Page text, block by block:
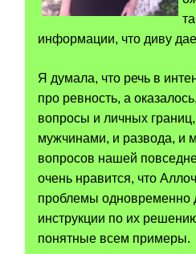
информации, что диву
Я думала, что речь в
про ревность, а
вопросы и личных
мужчинами, и развода, и
вопросов нашей
очень нравится, что
проблемы одновременно
инструкции по их
понятные всем примеры.